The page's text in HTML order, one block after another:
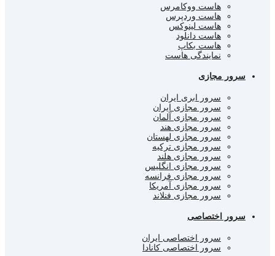
هاست ووکامرس
هاست وردپرس
هاست لینوکس
هاست دانلود
هاست بکاپ
نمایندگی هاست
سرور مجازی
سرور ابری ایران
سرور مجازی ایران
سرور مجازی آلمان
سرور مجازی هند
سرور مجازی لهستان
سرور مجازی ترکیه
سرور مجازی هلند
سرور مجازی انگلیس
سرور مجازی فرانسه
سرور مجازی آمریکا
سرور مجازی فنلاند
سرور اختصاصی
سرور اختصاصی ایران
سرور اختصاصی کانادا